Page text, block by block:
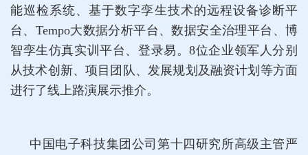
能巡检系统、基于数字孪生技术的远程设备诊断平
台、Tempo大数据分析平台、数据安全治理平台、博
智孪生仿真实训平台、登录易。8位企业领军人分别
从技术创新、项目团队、发展规划及融资计划等方面
进行了线上路演展示推介。
中国电子科技集团公司第十四研究所高级主管严